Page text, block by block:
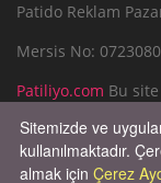
Patido Reklam
Mersis No:
Patiliyo.com Bu site
Sitemizde ve
kullanılmaktadır.
almak için Çerez